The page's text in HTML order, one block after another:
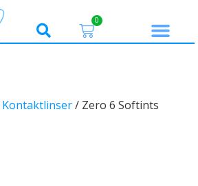
0
Kontaktlinser/ Zero 6 Softints